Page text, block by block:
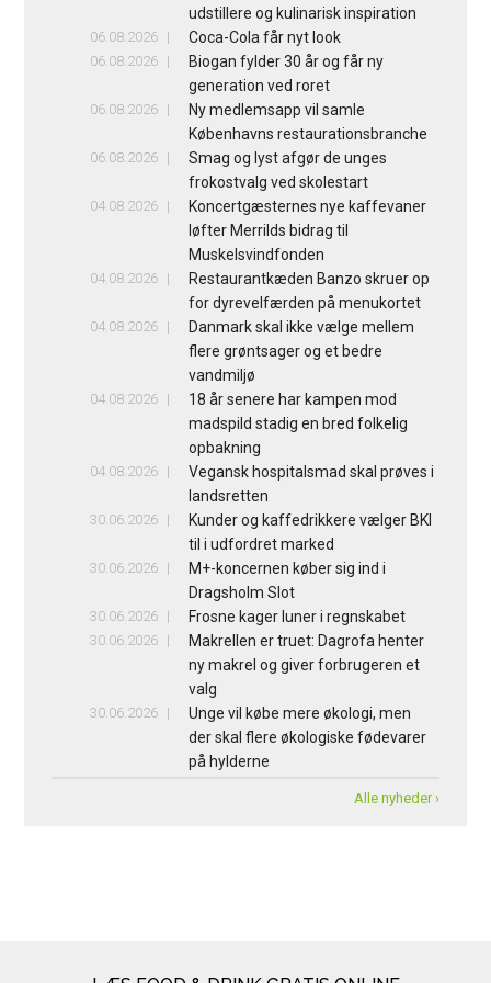
udstillere og kulinarisk inspiration
06.08.2026 Coca-Cola får nyt look
06.08.2026
Biogan fylder 30 år og får ny
generation ved roret
06.08.2026
Ny medlemsapp vil samle
Københavns restaurationsbranche
06.08.2026
Smag og lyst afgør de unges
frokostvalg ved skolestart
04.08.2026
Koncertgæsternes nye kaffevaner
løfter Merrilds bidrag til
Muskelsvindfonden
04.08.2026
Restaurantkæden Banzo skruer op
for dyrevelfærden på menukortet
04.08.2026
Danmark skal ikke vælge mellem
flere grøntsager og et bedre
vandmiljø
04.08.2026
18 år senere har kampen mod
madspild stadig en bred folkelig
opbakning
04.08.2026
Vegansk hospitalsmad skal prøves i
landsretten
30.06.2026
Kunder og kaffedrikkere vælger BKI
til i udfordret marked
30.06.2026
M+-koncernen køber sig ind i
Dragsholm Slot
30.06.2026 Frosne kager luner i regnskabet
30.06.2026
Makrellen er truet: Dagrofa henter
ny makrel og giver forbrugeren et
valg
30.06.2026
Unge vil købe mere økologi, men
der skal flere økologiske fødevarer
på hylderne
Alle nyheder ›